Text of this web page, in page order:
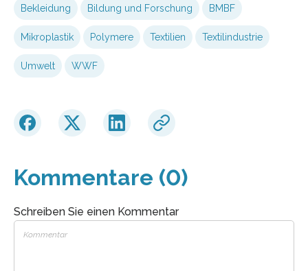
Bekleidung Bildung und Forschung BMBF
Mikroplastik Polymere Textilien Textilindustrie
Umwelt WWF
Kommentare (0)
Schreiben Sie einen Kommentar